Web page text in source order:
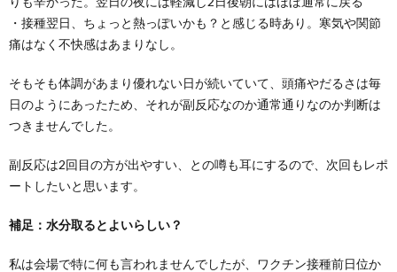
・接種翌日、ちょっと熱っぽいかも？と感じる時あり。寒気や関節
痛はなく不快感はあまりなし。
そもそも体調があまり優れない日が続いていて、頭痛やだるさは毎
日のようにあったため、それが副反応なのか通常通りなのか判断は
つきませんでした。
副反応は2回目の方が出やすい、との噂も耳にするので、次回もレポ
ートしたいと思います。
補足：水分取るとよいらしい？
私は会場で特に何も言われませんでしたが、ワクチン接種前日位か